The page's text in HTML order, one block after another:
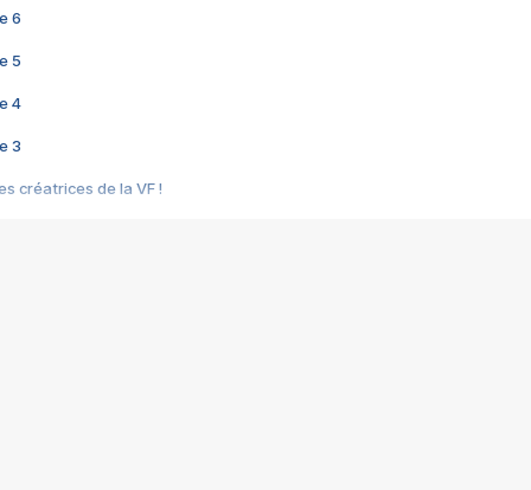
6
5
4
3
créatrices de la VF !